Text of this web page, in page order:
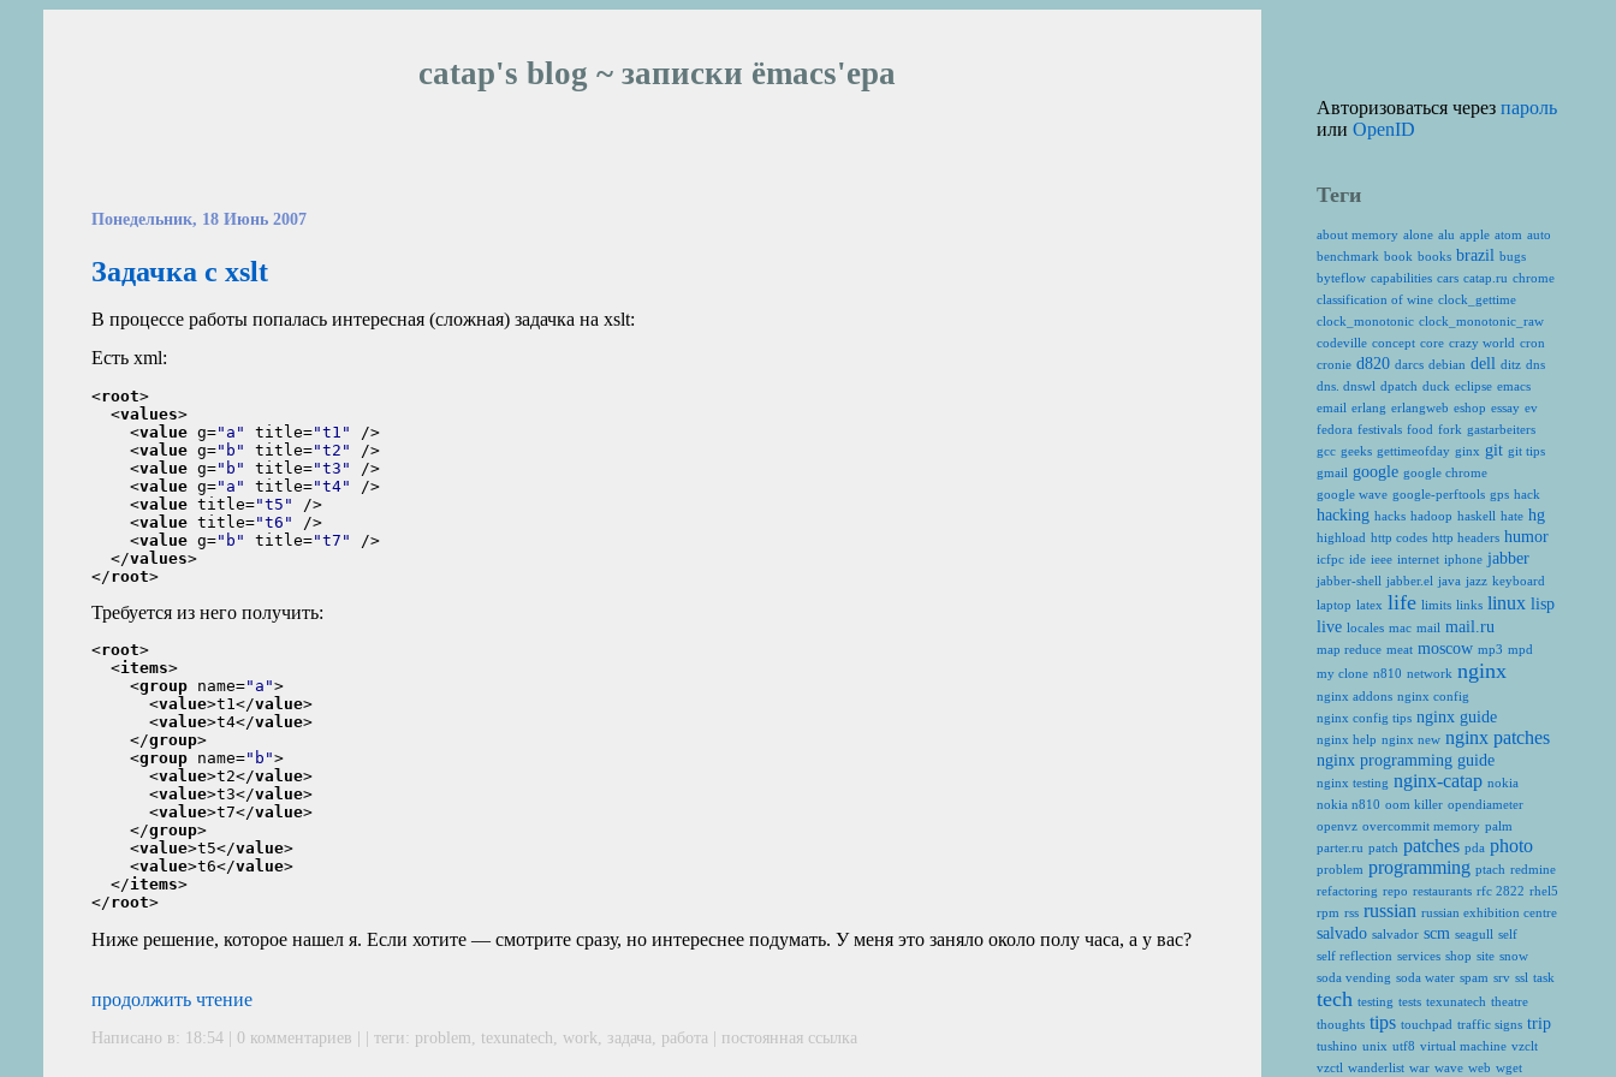
catap's blog ~ записки ёmacs'ера
Понедельник, 18 Июнь 2007
Задачка с xslt
В процессе работы попалась интересная (сложная) задачка на xslt:
Есть xml:
<root>
<values>
<value g="a" title="t1"
/>
<value g="b" title="t2"
/>
<value g="b" title="t3"
/>
<value g="a" title="t4"
/>
<value title="t5"
/>
<value title="t6"
/>
<value g="b" title="t7"
/>
</values>
</root>
Требуется из него получить:
<root>
<items>
<group name="a">
<value>t1</value>
<value>t4</value>
</group>
<group name="b">
<value>t2</value>
<value>t3</value>
<value>t7</value>
</group>
<value>t5</value>
<value>t6</value>
</items>
</root>
Ниже решение, которое нашел я. Если хотите — смотрите сразу, но интереснее подумать. У меня это заняло около полу часа, а у вас?
продолжить чтение
Написано в: 18:54 | 0 комментариев | | теги: problem, texunatech,work, задача, работа | постоянная ссылка
Авторизоваться черезпароль
илиOpenID
Теги
about memory alone alu apple atom auto
benchmark book books brazil bugs
byteflow capabilities cars catap.ru chrome
classification of wine clock_gettime
clock_monotonic clock_monotonic_raw
codeville concept core crazy world cron
cronie d820 darcs debian dell ditz dns
dns. dnswl dpatch duck eclipse emacs
email erlang erlangweb eshop essay ev
fedora festivals food fork gastarbeiters
gcc geeks gettimeofday ginx git git tips
gmail google google chrome
google wave google-perftools gps hack
hacking hacks hadoop haskell hate hg
highload http codes http headers humor
icfpc ide ieee internet iphone jabber
jabber-shell jabber.el java jazz keyboard
laptop latex life limits links linux lisp
live locales mac mail mail.ru
map reduce meat moscow mp3 mpd
my clone n810 network nginx
nginx addons nginx config
nginx config tips nginx guide
nginx help nginx new nginx patches
nginx programming guide
nginx testing nginx-catap nokia
nokia n810 oom killer opendiameter
openvz overcommit memory palm
parter.ru patch patches pda photo
problem programming ptach redmine
refactoring repo restaurants rfc 2822 rhel5
rpm rss russian russian exhibition centre
salvado salvador scm seagull self
self reflection services shop site snow
soda vending soda water spam srv ssl task
tech testing tests texunatech theatre
thoughts tips touchpad traffic signs trip
tushino unix utf8 virtual machine vzclt
vzctl wanderlist war wave web wget